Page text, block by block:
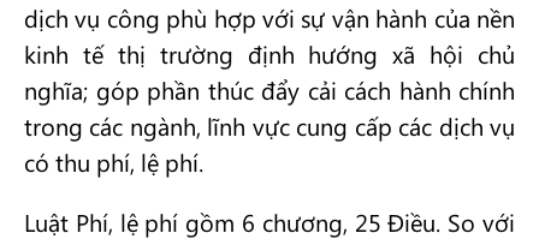
dịch vụ công phù hợp với sự vận hành của nền
kinh tế thị trường định hướng xã hội chủ
nghĩa; góp phần thúc đẩy cải cách hành chính
trong các ngành, lĩnh vực cung cấp các dịch vụ
có thu phí, lệ phí.
Luật Phí, lệ phí gồm 6 chương, 25 Điều. So với